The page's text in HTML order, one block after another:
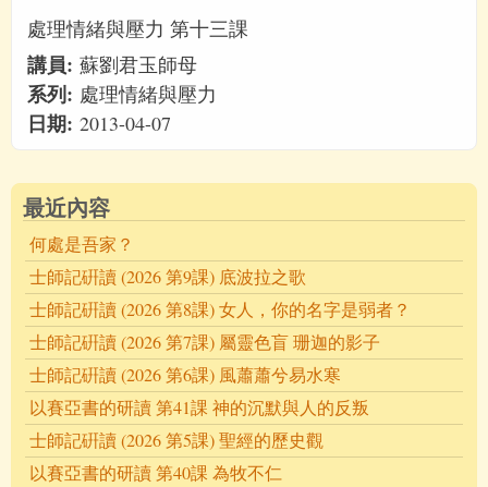
處理情緒與壓力 第十三課
講員: 蘇劉君玉師母
系列: 處理情緒與壓力
日期: 2013-04-07
最近內容
何處是吾家？
士師記硏讀 (2026 第9課) 底波拉之歌
士師記硏讀 (2026 第8課) 女人，你的名字是弱者？
士師記硏讀 (2026 第7課) 屬靈色盲 珊迦的影子
士師記硏讀 (2026 第6課) 風蕭蕭兮易水寒
以賽亞書的研讀 第41課 神的沉默與人的反叛
士師記硏讀 (2026 第5課) 聖經的歷史觀
以賽亞書的研讀 第40課 為牧不仁